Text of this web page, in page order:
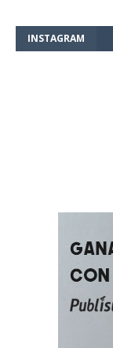
INSTAGRAM